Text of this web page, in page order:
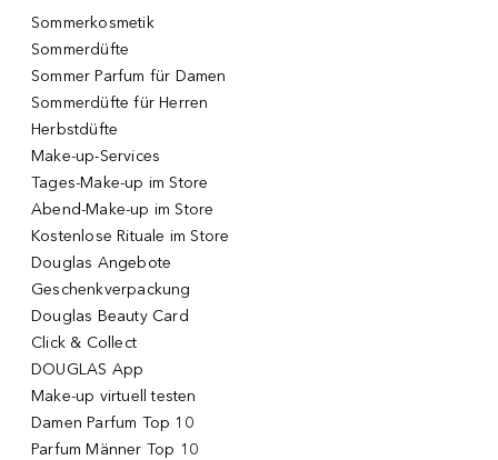
Sommerkosmetik
Sommerdüfte
Sommer Parfum für Damen
Sommerdüfte für Herren
Herbstdüfte
Make-up-Services
Tages-Make-up im Store
Abend-Make-up im Store
Kostenlose Rituale im Store
Douglas Angebote
Geschenkverpackung
Douglas Beauty Card
Click & Collect
DOUGLAS App
Make-up virtuell testen
Damen Parfum Top 10
Parfum Männer Top 10